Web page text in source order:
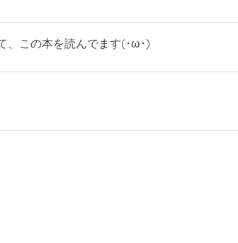
、この本を読んでます(･ω･)